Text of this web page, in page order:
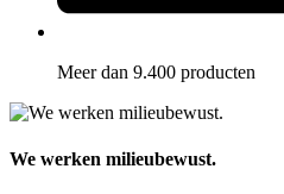
Meer dan 9.400 producten
We werken milieubewust.